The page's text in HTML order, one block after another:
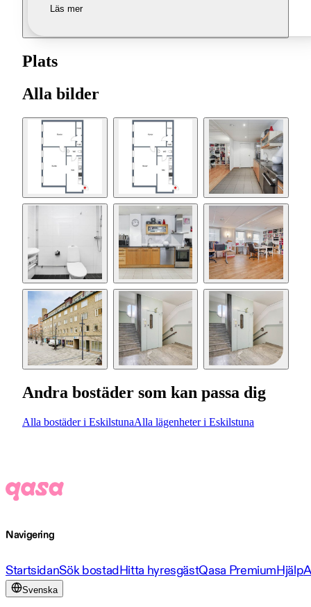
Läs mer
Plats
Alla bilder
Andra bostäder som kan passa dig
Alla bostäder i EskilstunaAlla lägenheter i Eskilstuna
Navigering
StartsidanSök bostadHitta hyresgästQasa PremiumHjälp
Svenska